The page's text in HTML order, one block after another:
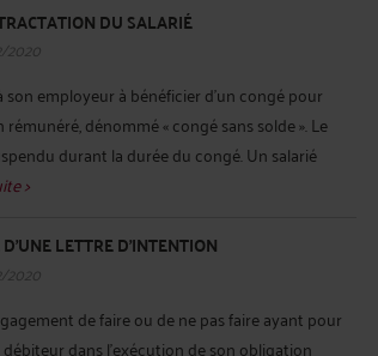
DU SALARIÉ
employeur à bénéficier d’un congé pour
dénommé « congé sans solde ». Le
durant la durée du congé. Un salarié
>
LETTRE D’INTENTION
de faire ou de ne pas faire ayant pour
dans l’exécution de son obligation